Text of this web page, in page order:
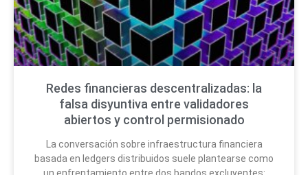
Redes financieras descentralizadas: la
falsa disyuntiva entre validadores
abiertos y control permisionado
La conversación sobre infraestructura financiera
basada en ledgers distribuidos suele plantearse como